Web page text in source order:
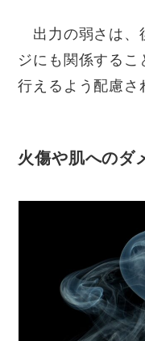
出力の弱さは、
ジにも関係する
行えるよう配慮さ
火傷や肌へのダ